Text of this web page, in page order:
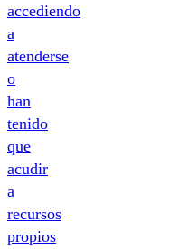
accediendo
a
atenderse
o
han
tenido
que
acudir
a
recursos
propios